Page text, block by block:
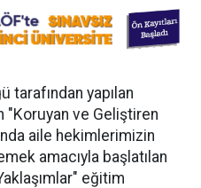
tarafından yapılan
"Koruyan ve Geliştiren
aile hekimlerimizin
amacıyla başlatılan
eğitim